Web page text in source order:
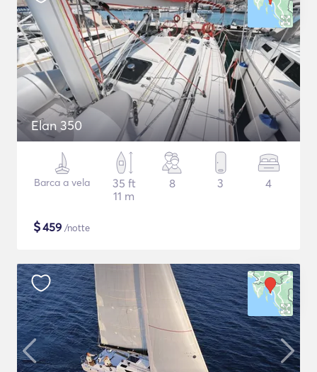
Elan 350
Barca a vela
35 ft
11 m
8 3 4
$459 /notte